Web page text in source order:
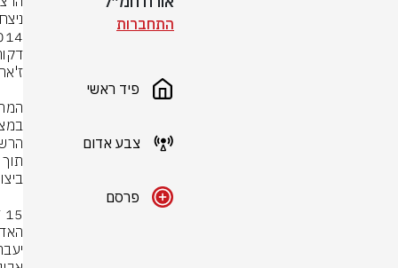
התחברות
פיד ראשי
צבע אדום
פרסם